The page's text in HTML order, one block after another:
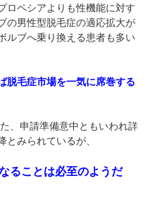
ロペシアよりも性機能に対す
の男性型脱毛症の適応拡大が
ルブへ乗り換える患者も多い
脱毛症市場を一気に席巻する
、申請準備意中ともいわれ詳
とみられているが、
ることは必至のようだ